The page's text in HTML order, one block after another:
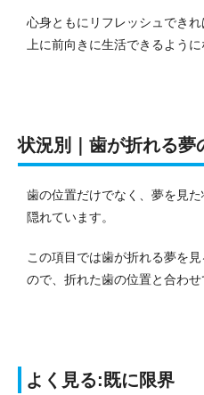
心身ともにリフレッシュでき
上に前向きに生活できるように
状況別｜歯が折れる夢
歯の位置だけでなく、夢を見
隠れています。
この項目では歯が折れる夢を
ので、折れた歯の位置と合わせ
よく見る:既に限界